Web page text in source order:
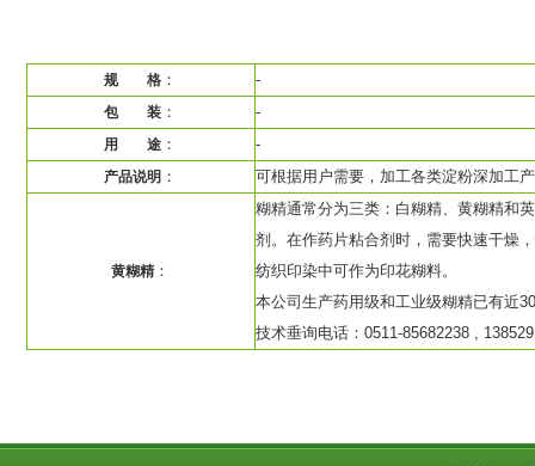
规 格 ： -
包 装 ： -
用 途 ： -
产品说明 ： 可根据用户需要，加工各类淀粉深加工
黄糊精：
糊精通常分为三类：白糊精、黄糊精和
剂。在作药片粘合剂时，需要快速干燥
纺织印染中可作为印花糊料。
本公司生产药用级和工业级糊精已有近
技术垂询电话：0511-85682238 ,